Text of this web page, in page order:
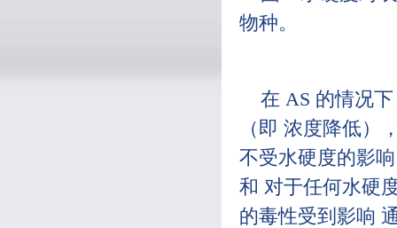
物种。
在 AS 的情况
（即 浓度降低）
不受水硬度的影
和 对于任何水硬
的毒性受到影响